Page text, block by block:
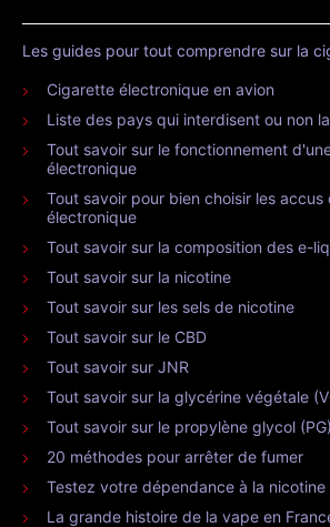
Les guides pour tout comprendre sur la
Cigarette électronique en avion
Liste des pays qui interdisent ou non
Tout savoir sur le fonctionnement
électronique
Tout savoir pour bien choisir les accus
électronique
Tout savoir sur la composition des e-
Tout savoir sur la nicotine
Tout savoir sur les sels de nicotine
Tout savoir sur le CBD
Tout savoir sur JNR
Tout savoir sur la glycérine végétale
Tout savoir sur le propylène glycol (PG)
20 méthodes pour arrêter de fumer
Testez votre dépendance à la nicotine
La grande histoire de la vape en